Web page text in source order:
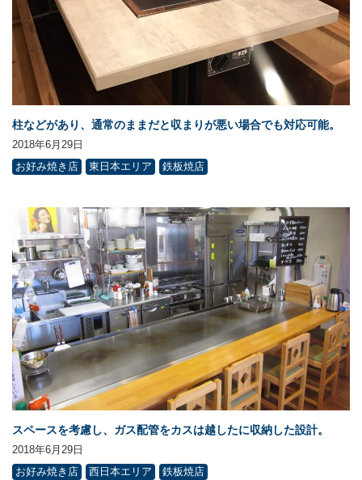
柱などがあり、通常のままだと収まりが悪い場合でも対応可能。
2018年6月29日
お好み焼き店
東日本エリア 鉄板焼店
スペースを考慮し、ガス配管をカスは越したに収納した設計。
2018年6月29日
お好み焼き店
西日本エリア 鉄板焼店